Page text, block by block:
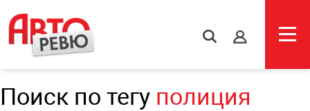
s
Поиск по тегу полиция